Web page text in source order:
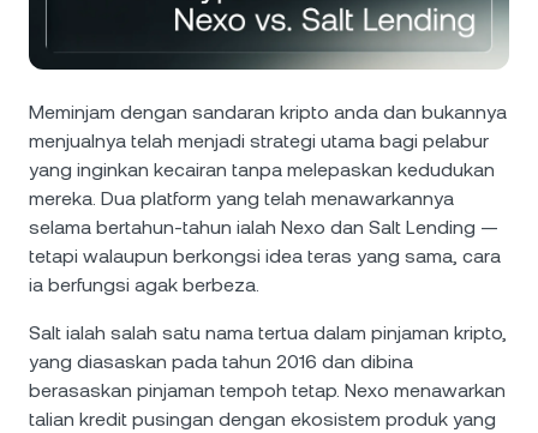
Niaga Hadapan
Kad Nexo
Klien Peribadi
Program Kesetiaan
Tether USDT 0.02%
USD Coin USDC 0.01%
Polkadot DOT
XRP
Solana SOL 0.61%
EURC
Berita & Wawasan
Akademi Kekayaan
Meminjam dengan sandaran kripto anda dan bukannya
menjualnya telah menjadi strategi utama bagi pelabur
yang inginkan kecairan tanpa melepaskan kedudukan
mereka. Dua platform yang telah menawarkannya
selama bertahun-tahun ialah Nexo dan Salt Lending —
tetapi walaupun berkongsi idea teras yang sama, cara
ia berfungsi agak berbeza.
Salt ialah salah satu nama tertua dalam pinjaman kripto,
yang diasaskan pada tahun 2016 dan dibina
berasaskan pinjaman tempoh tetap. Nexo menawarkan
talian kredit pusingan dengan ekosistem produk yang